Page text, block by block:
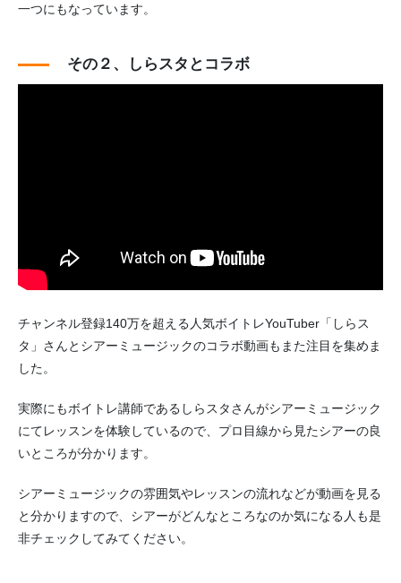
一つにもなっています。
その２、しらスタとコラボ
チャンネル登録140万を超える人気ボイトレYouTuber「しらス
タ」さんとシアーミュージックのコラボ動画もまた注目を集めま
した。
実際にもボイトレ講師であるしらスタさんがシアーミュージック
にてレッスンを体験しているので、プロ目線から見たシアーの良
いところが分かります。
シアーミュージックの雰囲気やレッスンの流れなどが動画を見る
と分かりますので、シアーがどんなところなのか気になる人も是
非チェックしてみてください。